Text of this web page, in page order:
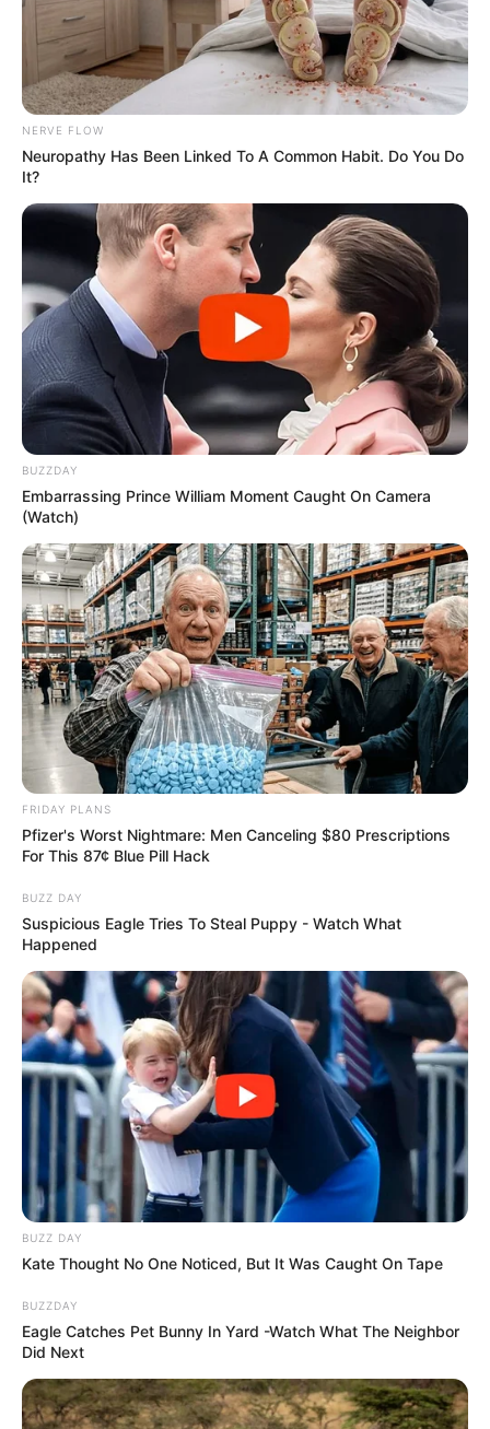
NERVE FLOW
Neuropathy Has Been Linked To A Common Habit. Do You Do
It?
BUZZDAY
Embarrassing Prince William Moment Caught On Camera
(Watch)
FRIDAY PLANS
Pfizer's Worst Nightmare: Men Canceling $80 Prescriptions
For This 87¢ Blue Pill Hack
BUZZ DAY
Suspicious Eagle Tries To Steal Puppy - Watch What
Happened
BUZZ DAY
Kate Thought No One Noticed, But It Was Caught On Tape
BUZZDAY
Eagle Catches Pet Bunny In Yard -Watch What The Neighbor
Did Next